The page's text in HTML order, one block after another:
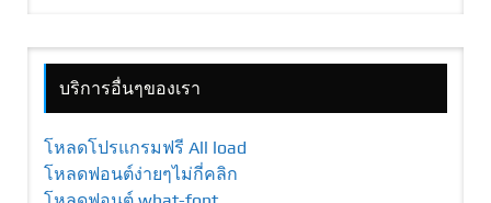
บริการอื่นๆของเรา
โหลดโปรแกรมฟรี All load
โหลดฟอนต์ง่ายๆไม่กี่คลิก